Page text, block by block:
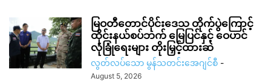
မြဝတီတောင်ပိုင်းဒေသ တိုက်ပွဲကြောင့်
ထိုင်းနယ်စပ်ဘက် မြေပြင်နှင့် ဝေဟင်
လုံခြုံရေးများ တိုးမြှင့်ထားဆဲ
လွတ်လပ်သော မွန်သတင်းအေဂျင်စီ -
August 5, 2026